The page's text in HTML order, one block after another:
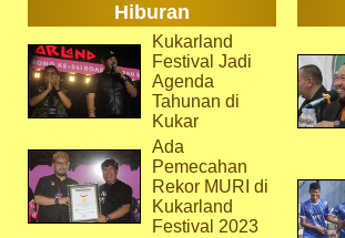
Hiburan
Kukarland
Festival Jadi
Agenda
Tahunan di
Kukar
Ada
Pemecahan
Rekor MURI di
Kukarland
Festival 2023